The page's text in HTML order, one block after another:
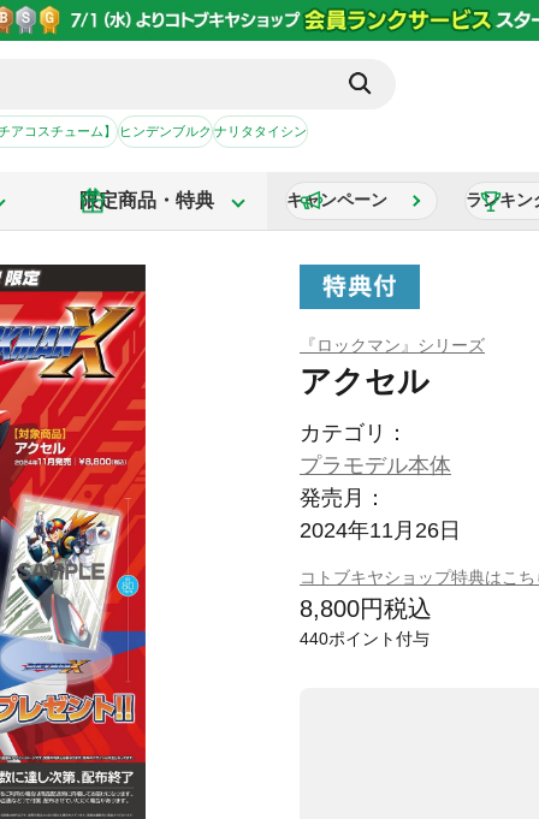
アコスチューム】ヒンデンブルクナリタタイシン
限定商品・特典 キャンペーン ランキン
『ロックマン』シリーズ
アクセル
カテゴリ：
プラモデル本体
発売月：
2024年11月26日
コトブキヤショップ特典はこち
8,800円税込
440ポイント付与